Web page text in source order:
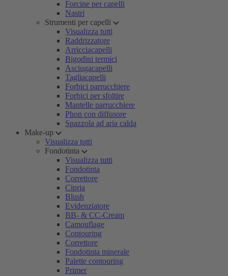
Forcine per capelli
Nastri
Strumenti per capelli
Visualizza tutti
Raddrizzatore
Arricciacapelli
Bigodini termici
Asciugacapelli
Tagliacapelli
Forbici parrucchiere
Forbici per sfoltire
Mantelle parrucchiere
Phon con diffusore
Spazzola ad aria calda
Make-up
Visualizza tutti
Fondotinta
Visualizza tutti
Fondotinta
Correttore
Cipria
Blush
Evidenziatore
BB- & CC-Cream
Camouflage
Contouring
Correttore
Fondotinta minerale
Palette contouring
Primer